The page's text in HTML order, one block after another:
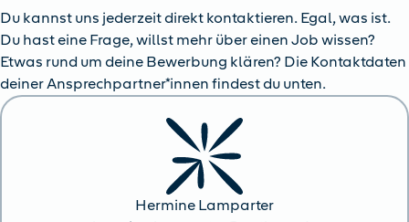
Du kannst uns jederzeit direkt kontaktieren. Egal, was ist.
Du hast eine Frage, willst mehr über einen Job wissen?
Etwas rund um deine Bewerbung klären? Die Kontaktdaten
deiner Ansprechpartner*innen findest du unten.
Hermine Lamparter